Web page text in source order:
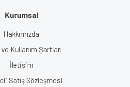
Kurumsal
Hakkımızda
Kullanım Şartları
İletişim
Satış Sözleşmesi